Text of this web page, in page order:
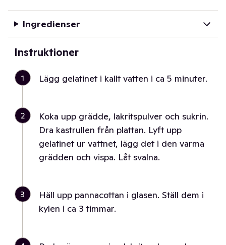
Ingredienser
Instruktioner
1 Lägg gelatinet i kallt vatten i ca 5 minuter.
2
Koka upp grädde, lakritspulver och sukrin.
Dra kastrullen från plattan. Lyft upp
gelatinet ur vattnet, lägg det i den varma
grädden och vispa. Låt svalna.
3
Häll upp pannacottan i glasen. Ställ dem i
kylen i ca 3 timmar.